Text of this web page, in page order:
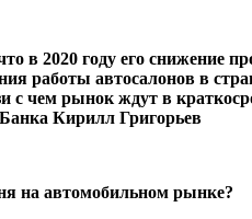
в 2020 году его снижение
работы автосалонов в
с чем рынок ждут в
Кирилл Григорьев
на автомобильном рынке?